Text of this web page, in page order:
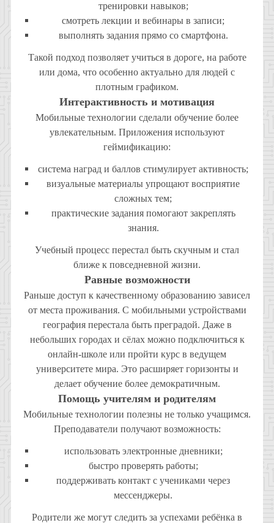
тренировки навыков;
смотреть лекции и вебинары в записи;
выполнять задания прямо со смартфона.
Такой подход позволяет учиться в дороге, на работе
или дома, что особенно актуально для людей с
плотным графиком.
Интерактивность и мотивация
Мобильные технологии сделали обучение более
увлекательным. Приложения используют
геймификацию:
система наград и баллов стимулирует активность;
визуальные материалы упрощают восприятие
сложных тем;
практические задания помогают закреплять
знания.
Учебный процесс перестал быть скучным и стал
ближе к повседневной жизни.
Равные возможности
Раньше доступ к качественному образованию зависел
от места проживания. С мобильными устройствами
география перестала быть преградой. Даже в
небольших городах и сёлах можно подключиться к
онлайн-школе или пройти курс в ведущем
университете мира. Это расширяет горизонты и
делает обучение более демократичным.
Помощь учителям и родителям
Мобильные технологии полезны не только учащимся.
Преподаватели получают возможность:
использовать электронные дневники;
быстро проверять работы;
поддерживать контакт с учениками через
мессенджеры.
Родители же могут следить за успехами ребёнка в